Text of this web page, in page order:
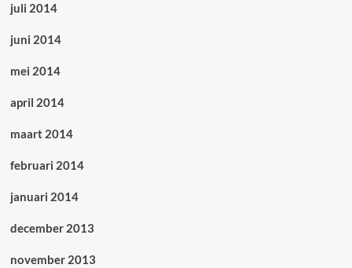
juli 2014
juni 2014
mei 2014
april 2014
maart 2014
februari 2014
januari 2014
december 2013
november 2013